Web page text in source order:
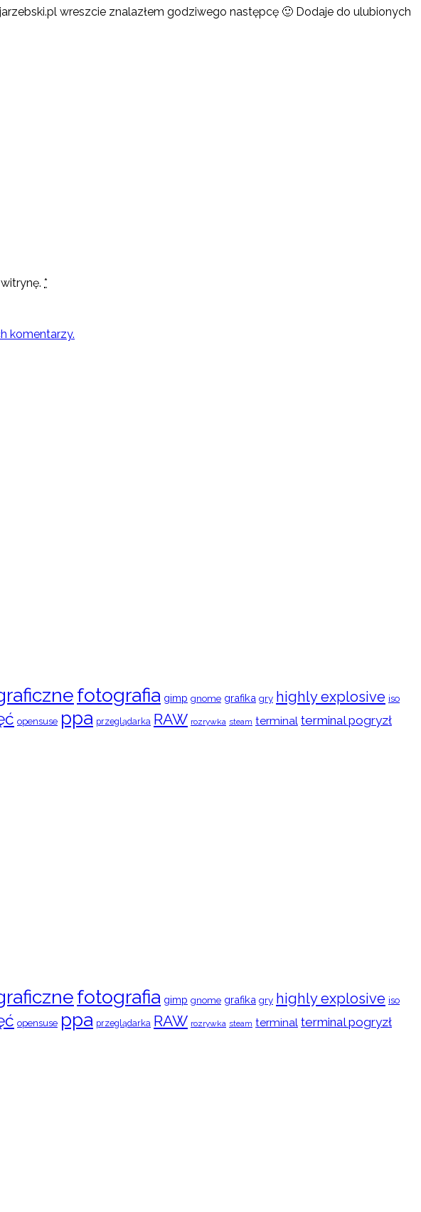
wreszcie znalazłem godziwego następcę 🙂 Dodaje do ulubionych
*
komentarzy.
fotografia gimp gnome grafika gry highly explosive iso
opensuse ppa przeglądarka RAW rozrywka steam terminal terminal pogryzł
fotografia gimp gnome grafika gry highly explosive iso
opensuse ppa przeglądarka RAW rozrywka steam terminal terminal pogryzł